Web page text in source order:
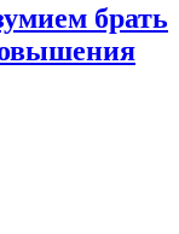
брать